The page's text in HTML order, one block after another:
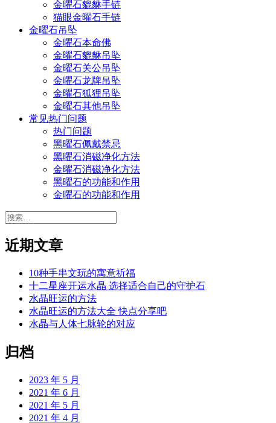
金曜石貔貅手链
猫眼金曜石手链
金曜石吊坠
金曜石本命佛
金曜石貔貅吊坠
金曜石关公吊坠
金曜石龙牌吊坠
金曜石狐狸吊坠
金曜石其他吊坠
常见热门问题
热门问题
黑曜石佩戴禁忌
黑曜石消磁净化方法
金曜石消磁净化方法
黑曜石的功能和作用
金曜石的功能和作用
搜
近期文章
10种手串文玩的寓意祈福
十二星座开运水晶 选择适合自己的守护石
水晶旺运的方法
水晶旺运的方法大全 快点分享吧
水晶与人体七脉轮的对应
归档
2023 年 5 月
2021 年 6 月
2021 年 5 月
2021 年 4 月